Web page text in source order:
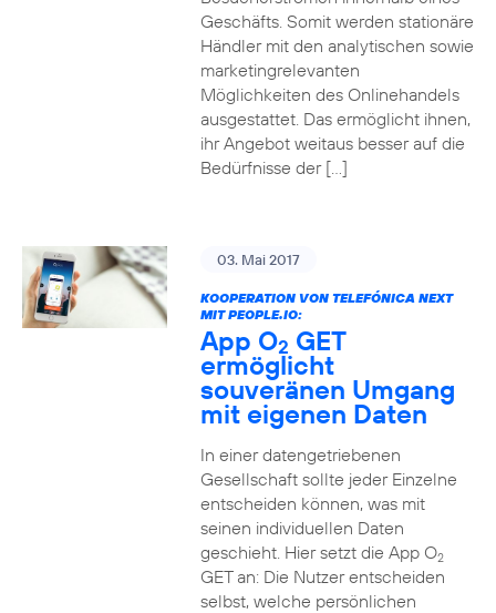
Geschäfts. Somit werden stationäre
Händler mit den analytischen sowie
marketingrelevanten
Möglichkeiten des Onlinehandels
ausgestattet. Das ermöglicht ihnen,
ihr Angebot weitaus besser auf die
Bedürfnisse der […]
03. Mai 2017
KOOPERATION VON TELEFÓNICA NEXT
MIT PEOPLE.IO:
App O2 GET
ermöglicht
souveränen Umgang
mit eigenen Daten
In einer datengetriebenen
Gesellschaft sollte jeder Einzelne
entscheiden können, was mit
seinen individuellen Daten
geschieht. Hier setzt die App O2
GET an: Die Nutzer entscheiden
selbst, welche persönlichen